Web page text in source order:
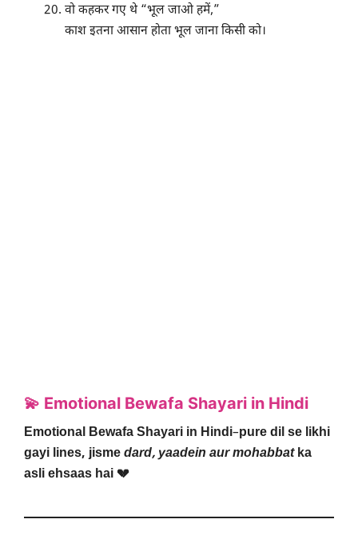
वो कहकर गए थे “भूल जाओ हमें,”
काश इतना आसान होता भूल जाना किसी को।
💫 Emotional Bewafa Shayari in Hindi
Emotional Bewafa Shayari in Hindi–pure dil se likhi
gayi lines, jisme dard, yaadein aur mohabbatka
asli ehsaas hai 💔